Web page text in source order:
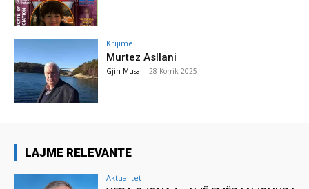
Krijime
Murtez Asllani
Gjin Musa - 28 Korrik 2025
LAJME RELEVANTE
Aktualitet